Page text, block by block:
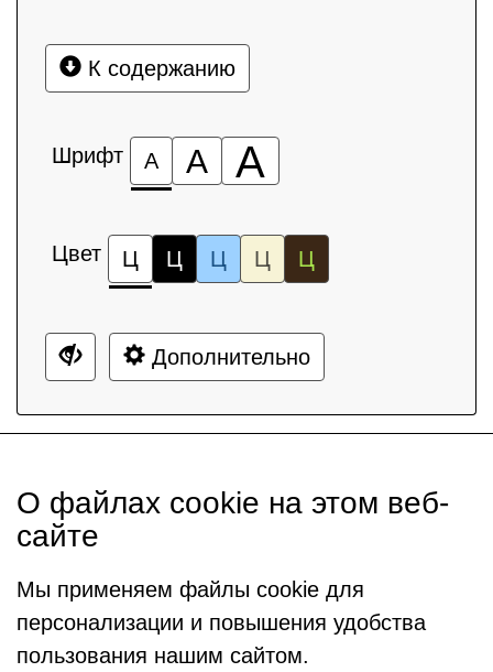
К содержанию
Шрифт А А А
Цвет Ц Ц Ц Ц Ц
Дополнительно
О файлах cookie на этом веб-
сайте
Мы применяем файлы cookie для
персонализации и повышения удобства
пользования нашим сайтом.